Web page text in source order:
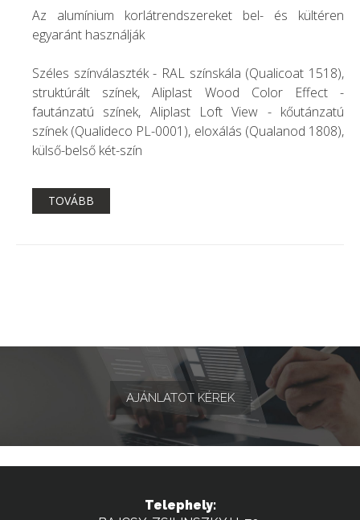
Az alumínium korlátrendszereket bel- és kültéren
egyaránt használják
Széles színválaszték - RAL színskála (Qualicoat 1518),
struktúrált színek, Aliplast Wood Color Effect -
fautánzatú színek, Aliplast Loft View - kőutánzatú
színek (Qualideco PL-0001), eloxálás (Qualanod 1808),
külső-belső két-szín
TOVÁBB
AJÁNLATOT KÉREK
Telephely: